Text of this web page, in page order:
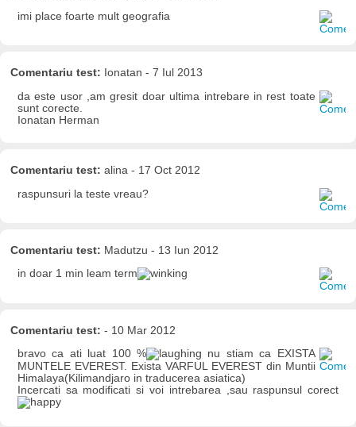
imi place foarte mult geografia
Comentariu test: Ionatan - 7 Iul 2013
da este usor ,am gresit doar ultima intrebare in rest toate
sunt corecte.
Ionatan Herman
Comentariu test: alina - 17 Oct 2012
raspunsuri la teste vreau?
Comentariu test: Madutzu - 13 Iun 2012
in doar 1 min leam term
Comentariu test: - 10 Mar 2012
bravo ca ati luat 100 %
nu stiam ca EXISTA
MUNTELE EVEREST. Exista VARFUL EVEREST din Muntii
Himalaya(Kilimandjaro in traducerea asiatica)
Incercati sa modificati si voi intrebarea ,sau raspunsul corect